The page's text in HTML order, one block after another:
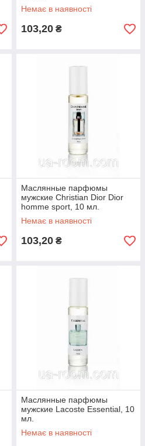
Немає в наявності
103,20 ₴
Маслянные парфюмы
мужские Christian Dior Dior
homme sport, 10 мл.
Немає в наявності
103,20 ₴
Маслянные парфюмы
мужские Lacoste Essential, 10
мл.
Немає в наявності